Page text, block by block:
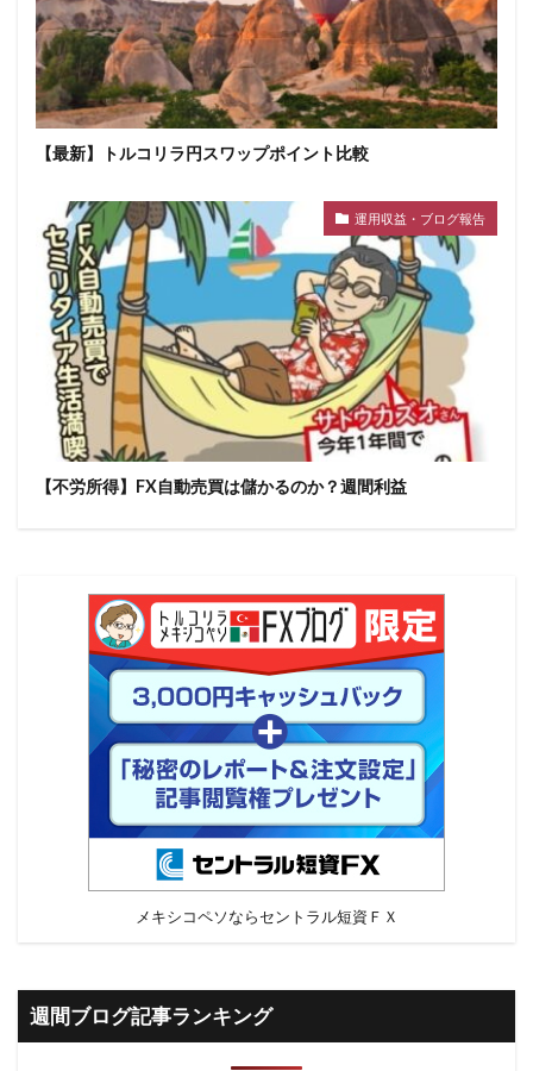
【最新】トルコリラ円スワップポイント比較
運用収益・ブログ報告
【不労所得】FX自動売買は儲かるのか？週間利益
メキシコペソならセントラル短資ＦＸ
週間ブログ記事ランキング